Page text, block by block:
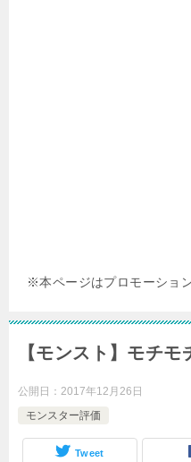
※本ページはプロモーショ
【モンスト】モチ
公開日： 2017年12月26日
モンスター評価
Tweet